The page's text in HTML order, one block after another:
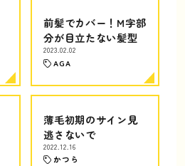
前髪でカバー！M字部
分が目立たない髪型
2023.02.02
AGA
薄毛初期のサイン見
逃さないで
2022.12.16
かつら